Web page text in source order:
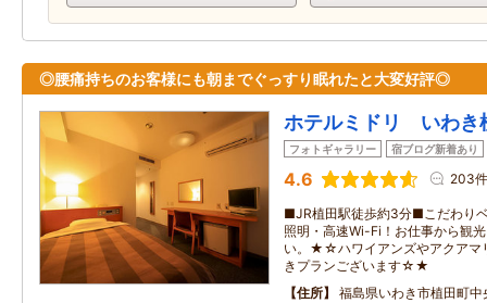
◎腰痛持ちのお客様にも朝までぐっすり眠れたと大変好評◎
ホテルミドリ いわき
フォトギャラリー 宿ブログ新着あり
4.6 203件
■JR植田駅徒歩約3分■こだわり
照明・高速Wi-Fi！お仕事から観
い。★☆ハワイアンズやアクアマ
きプランございます☆★
住所
福島県いわき市植田町中